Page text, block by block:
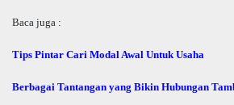
Baca juga :
Tips Pintar Cari Modal Awal Untuk Usaha
Berbagai Tantangan yang Bikin Hubungan